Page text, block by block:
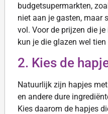
budgetsupermarkten,
niet aan je gasten, maar
vol. Voor de prijzen die
kun je die glazen wel tien
2. Kies de
Natuurlijk zijn hapjes
en andere dure
Kies daarom de hapjes